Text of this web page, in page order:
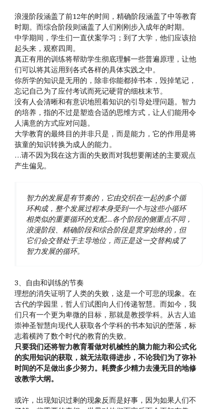
浪漫阶段涵盖了前12年的时间，精确阶段涵盖了中等教育
时期。而综合阶段则涵盖了人们刚刚步入成年的时期。
中学期间，学生们一直伏案学习；到了大学，他们应该抬
起头来，观察四周。
真正有用的训练将帮助学生彻底理解一些普遍原理，让他
们可以将其运用到各式各样的具体实践之中。
你所学的知识是无用的，除非你能都掉书本，毁掉笔记，
忘记自己为了应付考试而死记硬背的细枝末节。
没有人会清晰和有意识地照着知识的引导处理问题。智力
的培养，指的不过是塑造合适的思维方式，让人们能用令
人满意的方式应对问题。
大学教育的最终目的并非只是，而是能力，它的作用是将
孩童的知识转换为成人的能力。
…请不因为我在这方面的失败而对我想要阐述的主要观点
产生偏见。
智力的发展是有节奏的，它由交织在一起的多个循
环构成，整个发展过程本身受到一个与这些小循环
相类似的重要循环的支配…各个阶段的侧重点不同，
浪漫阶段、精确阶段和综合阶段是贯穿始终的，但
它们会交替处于主导地位，而正是这一交替构成了
智力发展的循环。
3、自由和训练的节奏
理想的消失证明了人类的失败，这是一个可悲的现象。在
古代的学园里，哲人们试图向人们传递智慧。而如今，我
们只有一个更为卑微的目标，那就是教授学科。从古人追
崇神圣智慧向现代人获取各个学科的书本知识的堕落，标
志着横跨了数个时代的教育的失败。
只要我们还将智力教育看做对机械性的脑力能力和公式化
的实用知识的获取，就无法取得进步，不论我们为了弥补
时间的不足做出多少努力。耗费多少精力去漫无目的地修
改教学大纲。
或许，出现知识过剩的现象反而是好事，因为如果人们不